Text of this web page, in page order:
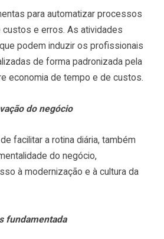
para automatizar processos
e erros. As atividades
podem induzir os profissionais
de forma padronizada pela
economia de tempo e de custos.
do negócio
facilitar a rotina diária, também
do negócio,
à modernização e à cultura da
fundamentada